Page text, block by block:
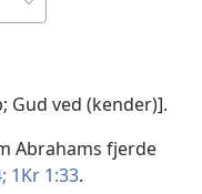
Gud ved (kender)].
Abrahams fjerde
1Kr 1:33.